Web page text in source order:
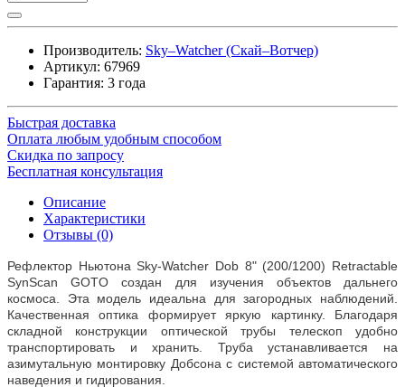
Производитель: Sky–Watcher (Скай–Вотчер)
Артикул: 67969
Гарантия: 3 года
Быстрая доставка
Оплата любым удобным способом
Скидка по запросу
Бесплатная консультация
Описание
Характеристики
Отзывы (0)
Рефлектор Ньютона Sky-Watcher Dob 8" (200/1200) Retractable
SynScan GOTO создан для изучения объектов дальнего
космоса. Эта модель идеальна для загородных наблюдений.
Качественная оптика формирует яркую картинку. Благодаря
складной конструкции оптической трубы телескоп удобно
транспортировать и хранить. Труба устанавливается на
азимутальную монтировку Добсона с системой автоматического
наведения и гидирования.